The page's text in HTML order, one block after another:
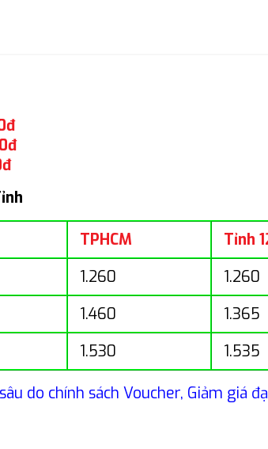
TPHCM Tỉnh
1.260 1.260
1.460 1.365
1.530 1.535
do chính sách Voucher, Giảm giá